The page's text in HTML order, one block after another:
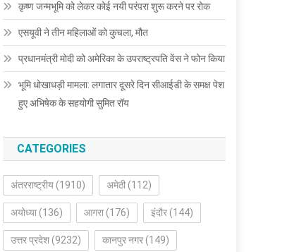
कृष्ण जन्मभूमि को लेकर कोई नयी परंपरा शुरू करने पर रोक
एसयूवी ने तीन महिलाओं को कुचला, मौत
प्रधानमंत्री मोदी को अमेरिका के उपराष्ट्रपति वेंस ने फोन किया
भूमि धोखाधड़ी मामला: लगातार दूसरे दिन सीआईडी के समक्ष पेश
हुए अभिषेक के सहयोगी सुमित रॉय
CATEGORIES
अंतरराष्ट्रीय (1910) अमेठी (112)
अयोध्या (136) आगरा (176) इंदौर (144)
उत्तर प्रदेश (9232) कानपुर नगर (149)